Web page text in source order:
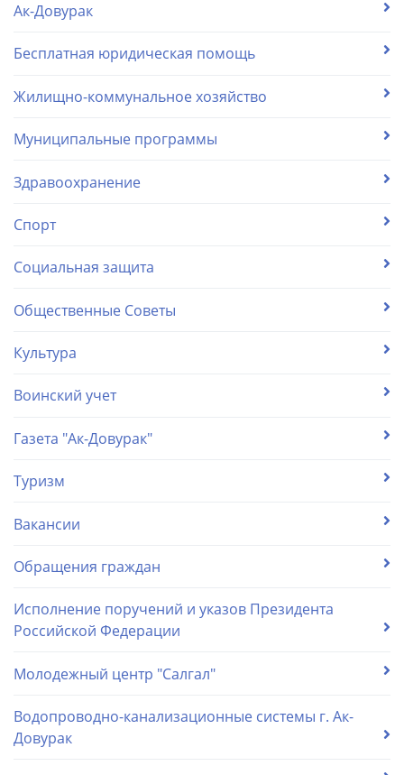
Ак-Довурак
Бесплатная юридическая помощь
Жилищно-коммунальное хозяйство
Муниципальные программы
Здравоохранение
Спорт
Социальная защита
Общественные Советы
Культура
Воинский учет
Газета "Ак-Довурак"
Туризм
Вакансии
Обращения граждан
Исполнение поручений и указов Президента
Российской Федерации
Молодежный центр "Салгал"
Водопроводно-канализационные системы г. Ак-
Довурак